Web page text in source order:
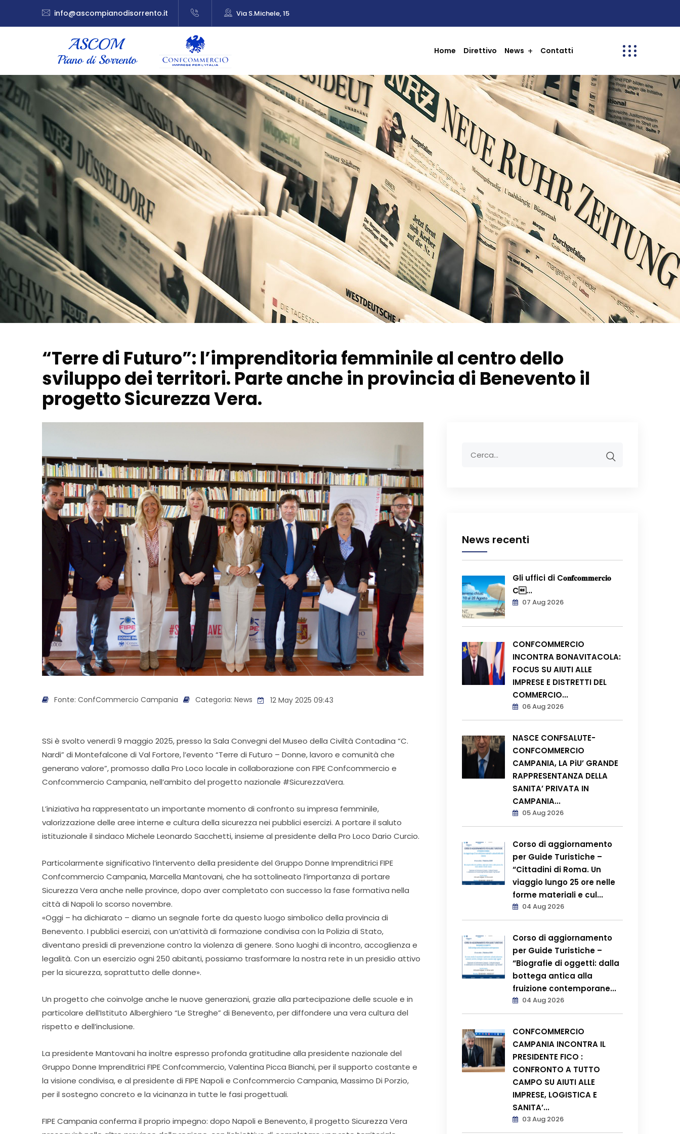
info@ascompianodisorrento.it Via S.Michele, 15
Home Direttivo News Contatti
“Terre di Futuro”: l’imprenditoria femminile al centro dello
sviluppo dei territori. Parte anche in provincia di Benevento il
progetto Sicurezza Vera.
News recenti
Gli uffici di C𝐨𝐧𝐟𝐜𝐨𝐦𝐦𝐞𝐫𝐜𝐢𝐨
C...
07 Aug 2026
CONFCOMMERCIO
INCONTRA BONAVITACOLA:
FOCUS SU AIUTI ALLE
IMPRESE E DISTRETTI DEL
COMMERCIO...
06 Aug 2026
NASCE CONFSALUTE-
CONFCOMMERCIO
CAMPANIA, LA PiU’ GRANDE
RAPPRESENTANZA DELLA
SANITA’ PRIVATA IN
CAMPANIA...
05 Aug 2026
Corso di aggiornamento
per Guide Turistiche –
“Cittadini di Roma. Un
viaggio lungo 25 ore nelle
forme materiali e cul...
04 Aug 2026
Corso di aggiornamento
per Guide Turistiche –
“Biografie di oggetti: dalla
bottega antica alla
fruizione contemporane...
04 Aug 2026
CONFCOMMERCIO
CAMPANIA INCONTRA IL
PRESIDENTE FICO :
CONFRONTO A TUTTO
CAMPO SU AIUTI ALLE
IMPRESE, LOGISTICA E
SANITA’...
03 Aug 2026
Fonte: ConfCommercio Campania Categoria:News 12 May 2025 09:43
SSi è svolto venerdì 9 maggio 2025, presso la Sala Convegni del Museo della Civiltà Contadina “C.
Nardi” di Montefalcone di Val Fortore, l’evento “Terre di Futuro – Donne, lavoro e comunità che
generano valore”, promosso dalla Pro Loco locale in collaborazione con FIPE Confcommercio e
Confcommercio Campania, nell’ambito del progetto nazionale #SicurezzaVera.
L’iniziativa ha rappresentato un importante momento di confronto su impresa femminile,
valorizzazione delle aree interne e cultura della sicurezza nei pubblici esercizi. A portare il saluto
istituzionale il sindaco Michele Leonardo Sacchetti, insieme al presidente della Pro Loco Dario Curcio.
Particolarmente significativo l’intervento della presidente del Gruppo Donne Imprenditrici FIPE
Confcommercio Campania, Marcella Mantovani, che ha sottolineato l’importanza di portare
Sicurezza Vera anche nelle province, dopo aver completato con successo la fase formativa nella
città di Napoli lo scorso novembre.
«Oggi – ha dichiarato – diamo un segnale forte da questo luogo simbolico della provincia di
Benevento. I pubblici esercizi, con un’attività di formazione condivisa con la Polizia di Stato,
diventano presìdi di prevenzione contro la violenza di genere. Sono luoghi di incontro, accoglienza e
legalità. Con un esercizio ogni 250 abitanti, possiamo trasformare la nostra rete in un presidio attivo
per la sicurezza, soprattutto delle donne».
Un progetto che coinvolge anche le nuove generazioni, grazie alla partecipazione delle scuole e in
particolare dell’Istituto Alberghiero “Le Streghe” di Benevento, per diffondere una vera cultura del
rispetto e dell’inclusione.
La presidente Mantovani ha inoltre espresso profonda gratitudine alla presidente nazionale del
Gruppo Donne Imprenditrici FIPE Confcommercio, Valentina Picca Bianchi, per il supporto costante e
la visione condivisa, e al presidente di FIPE Napoli e Confcommercio Campania, Massimo Di Porzio,
per il sostegno concreto e la vicinanza in tutte le fasi progettuali.
FIPE Campania conferma il proprio impegno: dopo Napoli e Benevento, il progetto Sicurezza Vera